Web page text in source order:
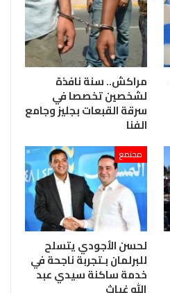
مراكش.. سنة نافذة
لشخصين تخصصا في
سرقة القبعات بجليز وجامع
الفنا
مجتمع
لحسن الأجودي يتسلح
للبرلمان بـتجربة ناجحة في
خدمة ساكنة سيدي عبد